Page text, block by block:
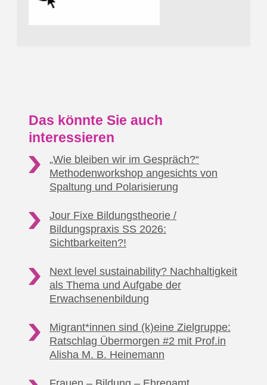
Das könnte Sie auch
interessieren
„Wie bleiben wir im Gespräch?“
Methodenworkshop angesichts von
Spaltung und Polarisierung
Jour Fixe Bildungstheorie /
Bildungspraxis SS 2026:
Sichtbarkeiten?!
Next level sustainability? Nachhaltigkeit
als Thema und Aufgabe der
Erwachsenenbildung
Migrant*innen sind (k)eine Zielgruppe:
Ratschlag Übermorgen #2 mit Prof.in
Alisha M. B. Heinemann